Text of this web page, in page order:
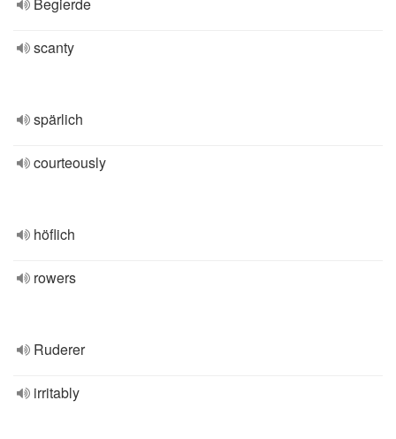
scanty
spärlich
courteously
höflich
rowers
Ruderer
irritably